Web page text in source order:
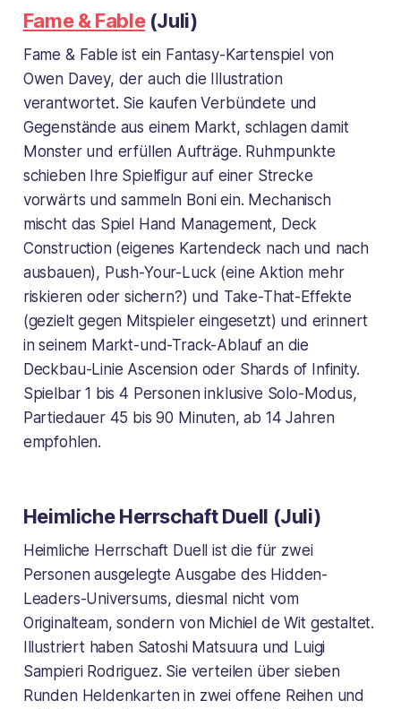
Fame & Fable(Juli)
Fame & Fable ist ein Fantasy-Kartenspiel von
Owen Davey, der auch die Illustration
verantwortet. Sie kaufen Verbündete und
Gegenstände aus einem Markt, schlagen damit
Monster und erfüllen Aufträge. Ruhmpunkte
schieben Ihre Spielfigur auf einer Strecke
vorwärts und sammeln Boni ein. Mechanisch
mischt das Spiel Hand Management, Deck
Construction (eigenes Kartendeck nach und nach
ausbauen), Push-Your-Luck (eine Aktion mehr
riskieren oder sichern?) und Take-That-Effekte
(gezielt gegen Mitspieler eingesetzt) und erinnert
in seinem Markt-und-Track-Ablauf an die
Deckbau-Linie Ascension oder Shards of Infinity.
Spielbar 1 bis 4 Personen inklusive Solo-Modus,
Partiedauer 45 bis 90 Minuten, ab 14 Jahren
empfohlen.
Heimliche Herrschaft Duell (Juli)
Heimliche Herrschaft Duell ist die für zwei
Personen ausgelegte Ausgabe des Hidden-
Leaders-Universums, diesmal nicht vom
Originalteam, sondern von Michiel de Wit gestaltet.
Illustriert haben Satoshi Matsuura und Luigi
Sampieri Rodriguez. Sie verteilen über sieben
Runden Heldenkarten in zwei offene Reihen und